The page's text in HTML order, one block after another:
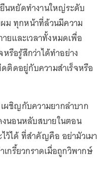
นหยัดทำงานใหญ่ระดับ
ผม ทุกหน้าที่ล้วนมีความ
ยและเวลาทั้งหมดเพื่อ
หรือรู้สึกว่าได้ทำอย่าง
ติดอยู่กับความสำเร็จหรือ
ผชิญกับความยากลำบาก
นอนหลับสบายในตอน
ได้ ที่สำคัญคือ อย่ามัวเมา
กรี้ยวกราดเมื่อถูกวิพากษ์